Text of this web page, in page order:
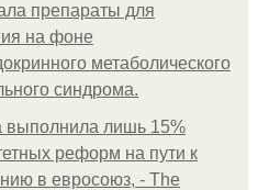
препараты для
на фоне
метаболического
синдрома.
выполнила лишь 15%
реформ на пути к
в евросоюз, - The